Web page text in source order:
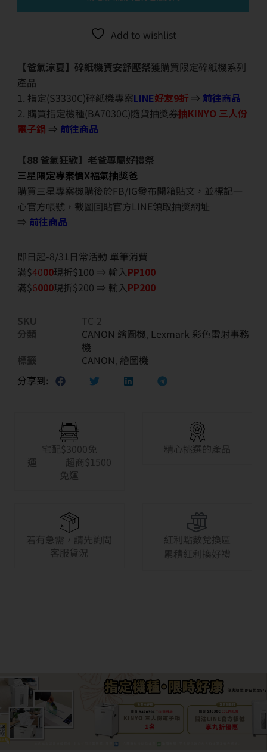
Add to wishlist
【爸氣涼夏】碎紙機資安舒壓祭獲購買限定碎紙機系列
產品
1. 指定(S3330C)碎紙機專案LINE好友9折 ⇒ 前往商品
2. 購買指定機種(BA7030C)隨貨抽獎券抽KINYO 三人份
電子鍋 ⇒ 前往商品
【88 爸氣狂歡】老爸專屬好禮祭
三星限定專案價X福氣抽獎爸
購買三星專案機購後於FB/IG發布開箱貼文，並標記一
心官方帳號，截圖回貼官方LINE領取抽獎網址
⇒ 前往商品
即日起-8/31日常活動 單筆消費
滿$4000現折$100 ⇒ 輸入PP100
滿$6000現折$200 ⇒ 輸入PP200
SKU
TC-2
分類
CANON 繪圖機, Lexmark 彩色雷射事務
機
標籤
CANON, 繪圖機
分享到:
宅配$3000免
運 超商$1500
免運
精心挑選的產品
若有急需，請先詢問
客服貨況
紅利點數兌換區
累積紅利換好禮